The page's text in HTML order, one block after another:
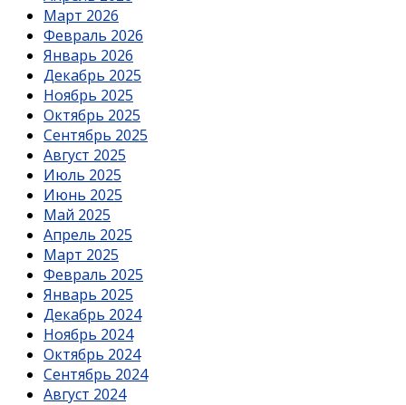
Март 2026
Февраль 2026
Январь 2026
Декабрь 2025
Ноябрь 2025
Октябрь 2025
Сентябрь 2025
Август 2025
Июль 2025
Июнь 2025
Май 2025
Апрель 2025
Март 2025
Февраль 2025
Январь 2025
Декабрь 2024
Ноябрь 2024
Октябрь 2024
Сентябрь 2024
Август 2024